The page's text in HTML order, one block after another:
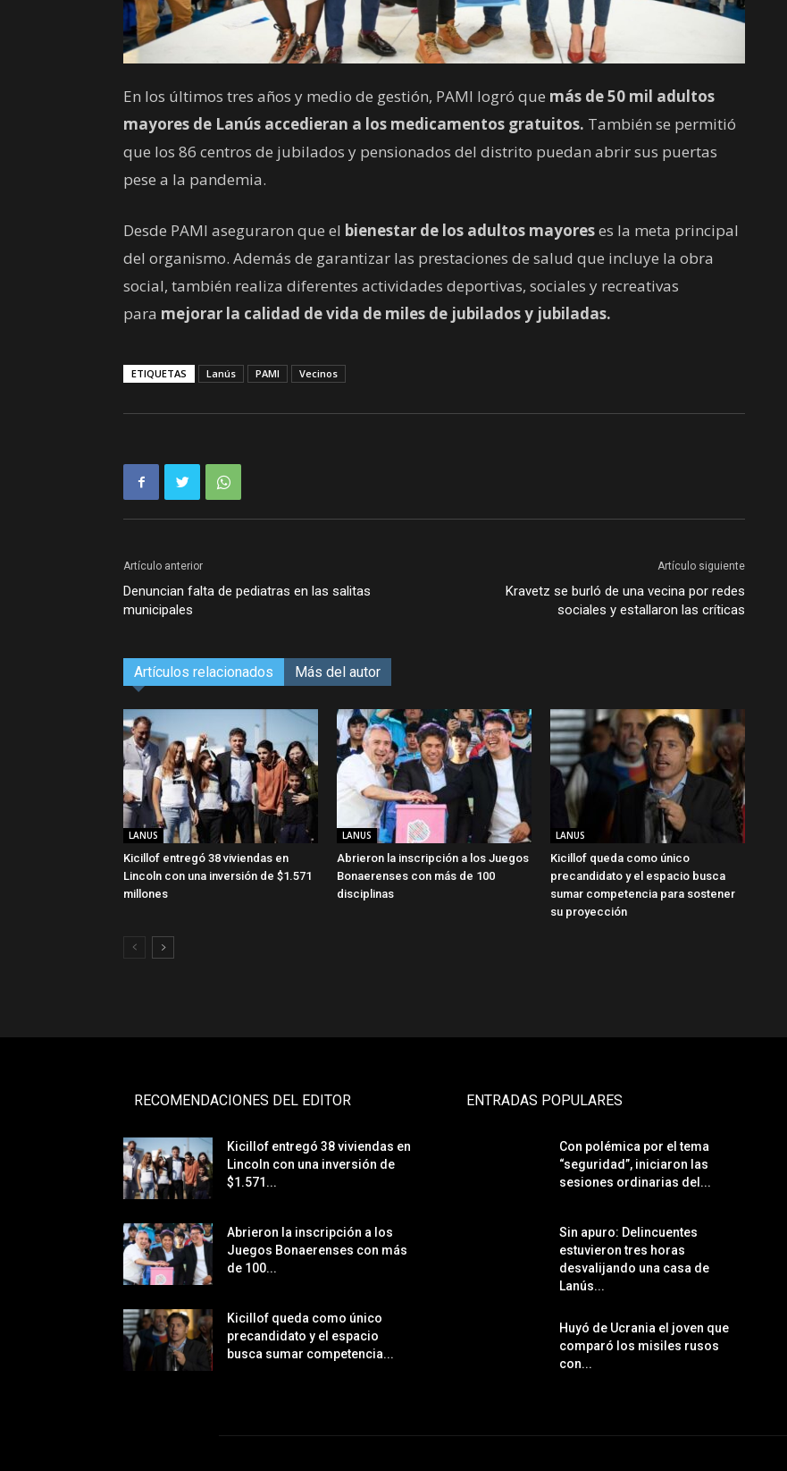
En los últimos tres años y medio de gestión, PAMI logró que más de 50 mil adultos
mayores de Lanús accedieran a los medicamentos gratuitos. También se permitió
que los 86 centros de jubilados y pensionados del distrito puedan abrir sus puertas
pese a la pandemia.
Desde PAMI aseguraron que el bienestar de los adultos mayoreses la meta principal
del organismo. Además de garantizar las prestaciones de salud que incluye la obra
social, también realiza diferentes actividades deportivas, sociales y recreativas
para mejorar la calidad de vida de miles de jubilados y jubiladas.
ETIQUETAS Lanús PAMI Vecinos
Artículo anterior
Denuncian falta de pediatras en las salitas
municipales
Artículo siguiente
Kravetz se burló de una vecina por redes
sociales y estallaron las críticas
Artículos relacionados Más del autor
LANUS
Kicillof entregó 38 viviendas en
Lincoln con una inversión de $1.571
millones
LANUS
Abrieron la inscripción a los Juegos
Bonaerenses con más de 100
disciplinas
LANUS
Kicillof queda como único
precandidato y el espacio busca
sumar competencia para sostener
su proyección
RECOMENDACIONES DEL EDITOR
Kicillof entregó 38 viviendas en
Lincoln con una inversión de
$1.571...
Abrieron la inscripción a los
Juegos Bonaerenses con más
de 100...
Kicillof queda como único
precandidato y el espacio
busca sumar competencia...
ENTRADAS POPULARES
Con polémica por el tema
“seguridad”, iniciaron las
sesiones ordinarias del...
Sin apuro: Delincuentes
estuvieron tres horas
desvalijando una casa de
Lanús...
Huyó de Ucrania el joven que
comparó los misiles rusos
con...